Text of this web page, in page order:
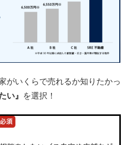
がいくらで売れるか知りたかっ
い』 を選択！